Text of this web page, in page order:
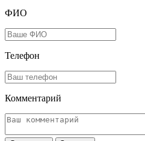
ФИО
Телефон
Комментарий